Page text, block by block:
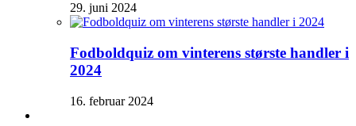
29. juni 2024
Fodboldquiz om vinterens største handler i
2024
16. februar 2024